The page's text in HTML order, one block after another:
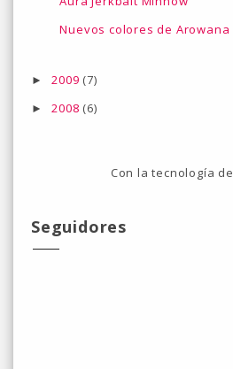
Nuevos colores de Arowana
►2009 (7)
►2008 (6)
Con la tecnología de
Seguidores